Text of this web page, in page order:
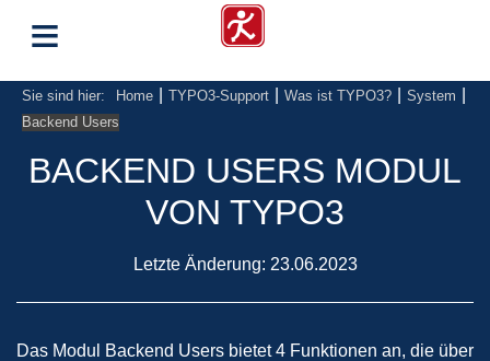
≡
Sie sind hier: Home TYPO3-Support Was ist TYPO3? System
Backend Users
BACKEND USERS MODUL
VON TYPO3
Letzte Änderung: 23.06.2023
Das Modul Backend Users bietet 4 Funktionen an, die über